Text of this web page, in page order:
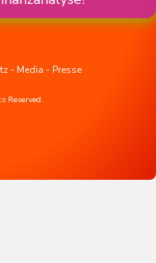
- Media - Presse
Reserved.